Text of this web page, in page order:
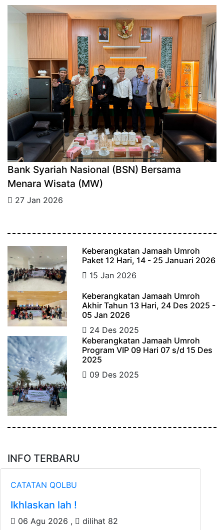
Bank Syariah Nasional (BSN) Bersama
Menara Wisata (MW)
27 Jan 2026
Keberangkatan Jamaah Umroh
Paket 12 Hari, 14 - 25 Januari 2026
15 Jan 2026
Keberangkatan Jamaah Umroh
Akhir Tahun 13 Hari, 24 Des 2025 -
05 Jan 2026
24 Des 2025
Keberangkatan Jamaah Umroh
Program VIP 09 Hari 07 s/d 15 Des
2025
09 Des 2025
INFO TERBARU
CATATAN QOLBU
Ikhlaskan lah !
06 Agu 2026 , dilihat 82